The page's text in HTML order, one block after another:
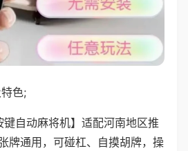
色;
键自动麻将机】适配河南地区推
牌通用，可碰杠、自摸胡牌，操